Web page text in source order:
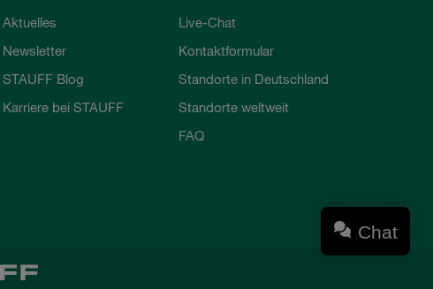
Aktuelles
Newsletter
STAUFF Blog
Karriere bei STAUFF
Live-Chat
Kontaktformular
Standorte in Deutschland
Standorte weltweit
FAQ
Chat